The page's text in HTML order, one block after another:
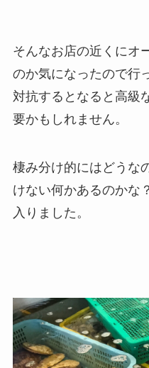
そんなお店の近くにオ
のか気になったので行
対抗するとなると高級
要かもしれません。
棲み分け的にはどうな
けない何かあるのかな
入りました。